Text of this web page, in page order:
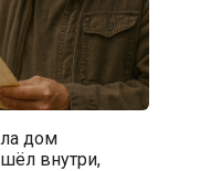
дом
внутри,